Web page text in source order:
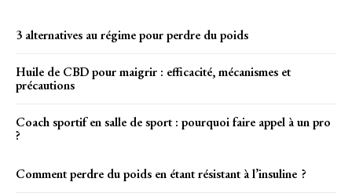
3 alternatives au régime pour perdre du poids
Huile de CBD pour maigrir : efficacité, mécanismes et
précautions
Coach sportif en salle de sport : pourquoi faire appel à un pro
?
Comment perdre du poids en étant résistant à l’insuline ?